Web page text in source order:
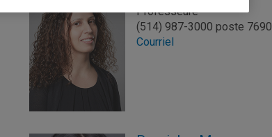
Professeure
(514) 987-3000 poste 7690
Courriel